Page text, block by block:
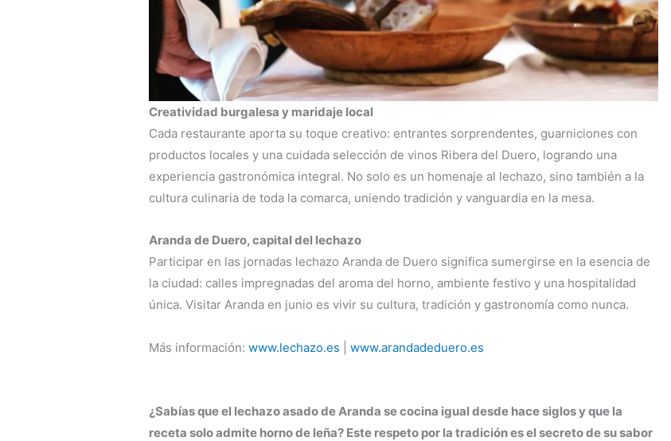
Creatividad burgalesa y maridaje local
Cada restaurante aporta su toque creativo: entrantes sorprendentes, guarniciones con
productos locales y una cuidada selección de vinos Ribera del Duero, logrando una
experiencia gastronómica integral. No solo es un homenaje al lechazo, sino también a la
cultura culinaria de toda la comarca, uniendo tradición y vanguardia en la mesa.
Aranda de Duero, capital del lechazo
Participar en las jornadas lechazo Aranda de Duero significa sumergirse en la esencia de
la ciudad: calles impregnadas del aroma del horno, ambiente festivo y una hospitalidad
única. Visitar Aranda en junio es vivir su cultura, tradición y gastronomía como nunca.
Más información: www.lechazo.es www.arandadeduero.es
¿Sabías que el lechazo asado de Aranda se cocina igual desde hace siglos y que la
receta solo admite horno de leña? Este respeto por la tradición es el secreto de su sabor